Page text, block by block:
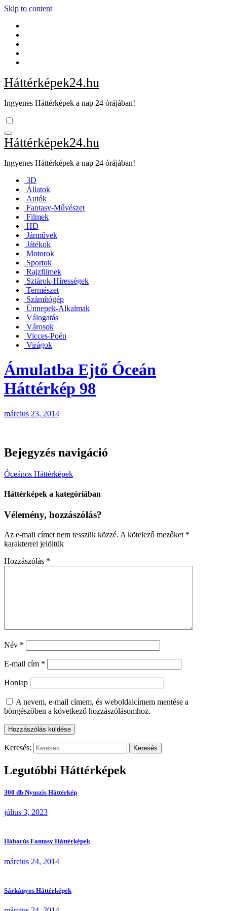
Skip to content
Háttérképek24.hu
Ingyenes Háttérképek a nap 24 órájában!
Háttérképek24.hu
Ingyenes Háttérképek a nap 24 órájában!
3D
Állatok
Autók
Fantasy-Művészet
Filmek
HD
Járművek
Játékok
Motorok
Sportok
Rajzfilmek
Sztárok-Hírességek
Természet
Számítógép
Ünnepek-Alkalmak
Válogatás
Városok
Vicces-Poén
Virágok
Ámulatba Ejtő Óceán
Háttérkép 98
március 23, 2014
Bejegyzés navigáció
Óceános Háttérképek
Háttérképek a kategóriában
Vélemény, hozzászólás?
Az e-mail címet nem tesszük közzé. A kötelező mezőket *
karakterrel jelöltük
Hozzászólás *
Név *
E-mail cím *
Honlap
A nevem, e-mail címem, és weboldalcímem mentése a
böngészőben a következő hozzászólásomhoz.
Keresés:
Legutóbbi Háttérképek
300 db Nyuszis Háttérkép
július 3, 2023
Háborús Fantasy Háttérképek
március 24, 2014
Sárkányos Háttérképek